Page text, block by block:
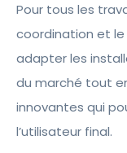
Pour tous les
coordination et
adapter les
du marché tout
innovantes qui
l’utilisateur final.